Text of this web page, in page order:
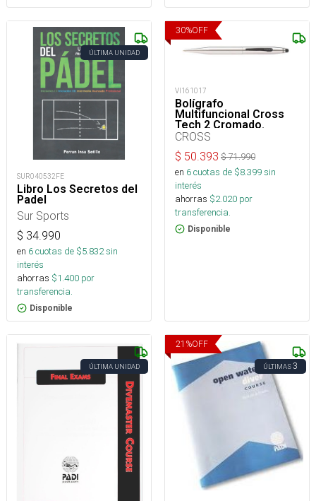
ÚLTIMA UNIDAD
SUR040532FE
Libro Los Secretos del
Padel
Sur Sports
$ 34.990
en 6cuotas de $5.832sin
interés
ahorras $1.400 por
transferencia.
Disponible
30%OFF
VI161017
Bolígrafo
Multifuncional Cross
Tech 2 Cromado.
CROSS
$ 50.393 $71.990
en 6cuotas de $8.399sin
interés
ahorras $2.020 por
transferencia.
Disponible
ÚLTIMA UNIDAD
21 %OFF
ÚLTIMAS3